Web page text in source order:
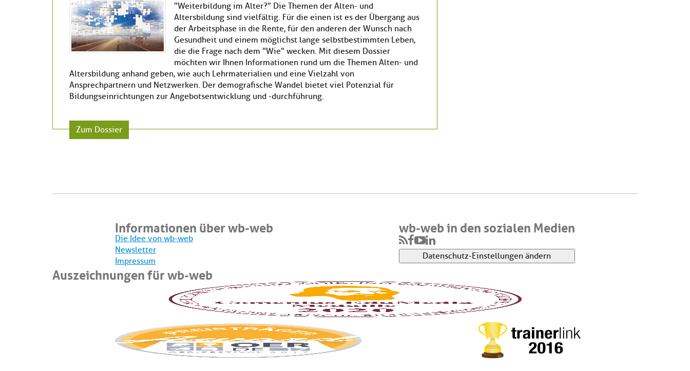
"Weiterbildung im Alter?" Die Themen der Alten- und
Altersbildung sind vielfältig. Für die einen ist es der Übergang aus
der Arbeitsphase in die Rente, für den anderen der Wunsch nach
Gesundheit und einem möglichst lange selbstbestimmten Leben,
die die Frage nach dem "Wie" wecken. Mit diesem Dossier
möchten wir Ihnen Informationen rund um die Themen Alten- und
Altersbildung anhand geben, wie auch Lehrmaterialien und eine Vielzahl von
Ansprechpartnern und Netzwerken. Der demografische Wandel bietet viel Potenzial für
Bildungseinrichtungen zur Angebotsentwicklung und -durchführung.
Zum Dossier
Informationen über wb-web
Die Idee von wb-web
Newsletter
Impressum
wb-web in den sozialen Medien
Datenschutz-Einstellungen ändern
Auszeichnungen für wb-web